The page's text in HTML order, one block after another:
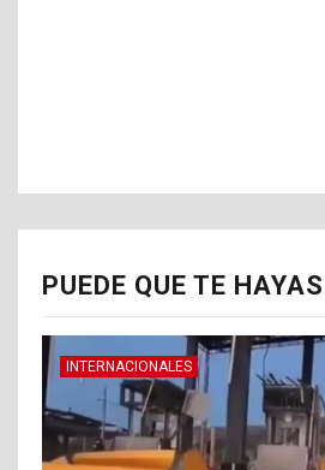
PUEDE QUE TE
INTERNACIONALES